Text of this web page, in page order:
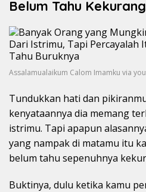
Belum Tahu
Assalamualaikum Calom Imamku via
Tundukkan hati dan
kenyataannya dia memang
istrimu. Tapi apapun
yang nampak di matamu itu
belum tahu sepenuhnya
Buktinya, dulu ketika kamu